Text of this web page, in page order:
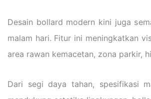
Desain bollard modern kini juga
malam hari. Fitur ini meningkatkan
area rawan kemacetan, zona parkir,
Dari segi daya tahan, spesifikasi